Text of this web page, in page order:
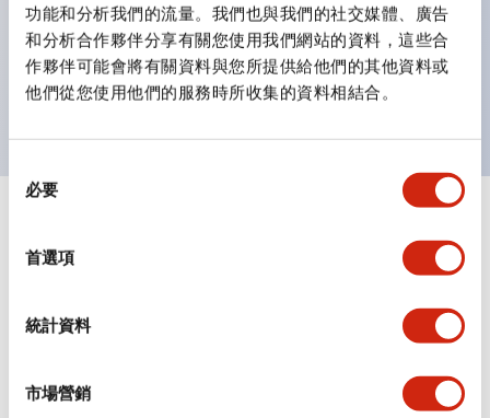
功能和分析我們的流量。我們也與我們的社交媒體、廣告
和分析合作夥伴分享有關您使用我們網站的資料，這些合
作夥伴可能會將有關資料與您所提供給他們的其他資料或
他們從您使用他們的服務時所收集的資料相結合。
必要
首選項
統計資料
市場營銷
示燈的亮燈/熄燈狀態，以及點燈時的顏色識別。
符合 ISO 3864-4 安全色規範：在危險或緊急狀況下，
顏色表現更明確鮮明，便於更多人識別。
電氣規範（額定照明部分）
環境規範